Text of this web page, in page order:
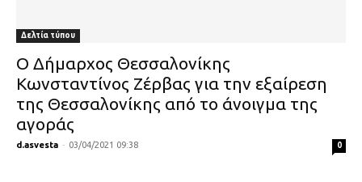
Δελτία τύπου
Ο Δήμαρχος Θεσσαλονίκης
Κωνσταντίνος Ζέρβας για την εξαίρεση
της Θεσσαλονίκης από το άνοιγμα της
αγοράς
d.asvesta - 03/04/2021 09:38 0